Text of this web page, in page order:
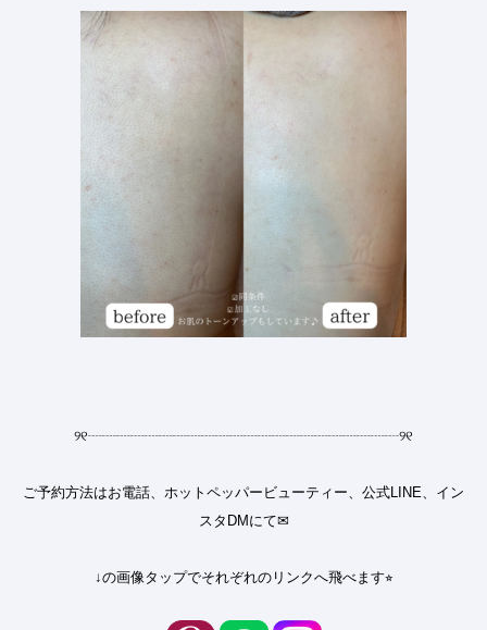
୨୧┈┈┈┈┈┈┈┈┈┈┈┈┈┈┈┈┈┈┈┈┈┈୨୧
ご予約方法はお電話、ホットペッパービューティー、公式LINE、イン
スタDMにて✉︎
↓の画像タップでそれぞれのリンクへ飛べます⭐︎